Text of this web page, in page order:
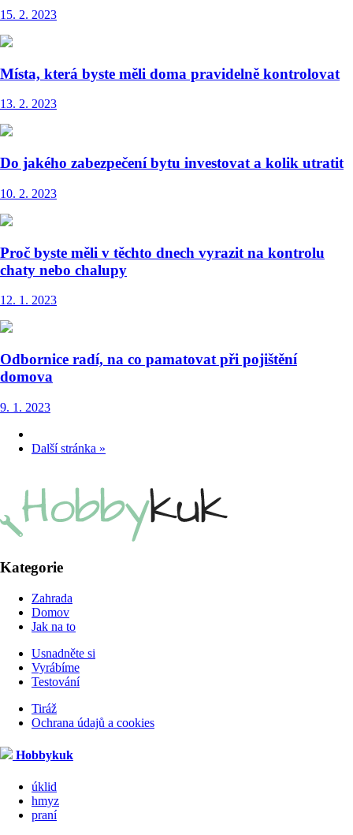
15. 2. 2023
Místa, která byste měli doma pravidelně kontrolovat
13. 2. 2023
Do jakého zabezpečení bytu investovat a kolik utratit
10. 2. 2023
Proč byste měli v těchto dnech vyrazit na kontrolu
chaty nebo chalupy
12. 1. 2023
Odbornice radí, na co pamatovat při pojištění
domova
9. 1. 2023
Další stránka »
Kategorie
Zahrada
Domov
Jak na to
Usnadněte si
Vyrábíme
Testování
Tiráž
Ochrana údajů a cookies
Hobbykuk
úklid
hmyz
praní